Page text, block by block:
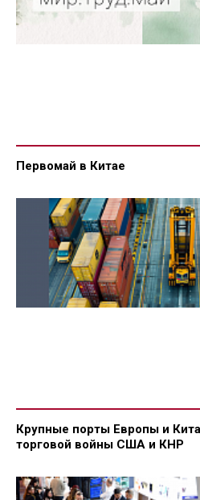
Первомай в Китае
Крупные порты Европы и
торговой войны США и КНР